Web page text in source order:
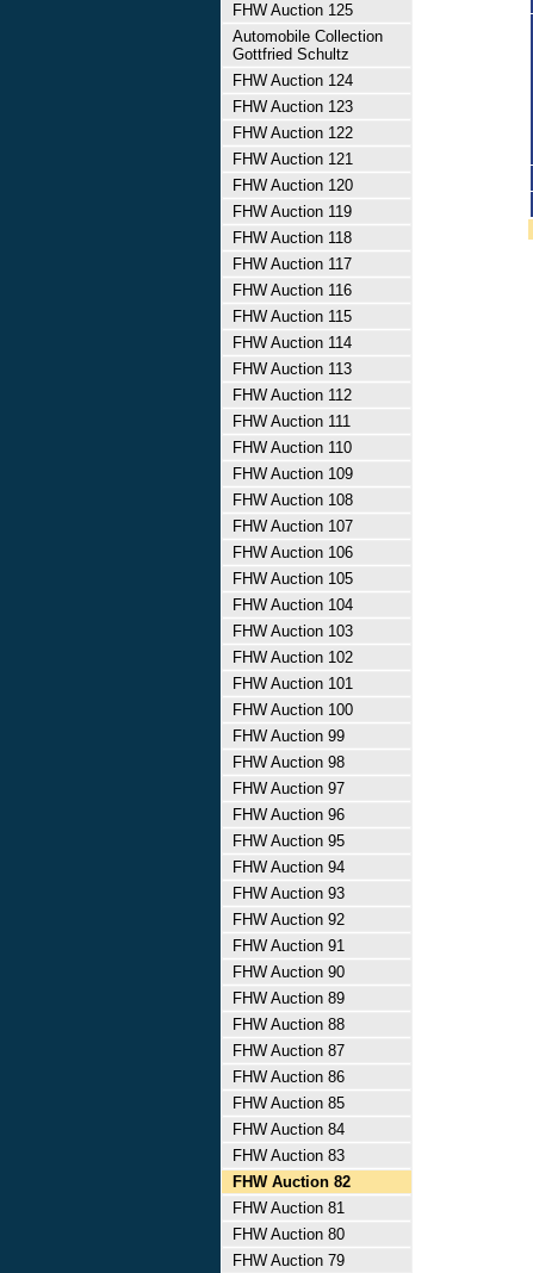
FHW Auction 125
Automobile Collection
Gottfried Schultz
FHW Auction 124
FHW Auction 123
FHW Auction 122
FHW Auction 121
FHW Auction 120
FHW Auction 119
FHW Auction 118
FHW Auction 117
FHW Auction 116
FHW Auction 115
FHW Auction 114
FHW Auction 113
FHW Auction 112
FHW Auction 111
FHW Auction 110
FHW Auction 109
FHW Auction 108
FHW Auction 107
FHW Auction 106
FHW Auction 105
FHW Auction 104
FHW Auction 103
FHW Auction 102
FHW Auction 101
FHW Auction 100
FHW Auction 99
FHW Auction 98
FHW Auction 97
FHW Auction 96
FHW Auction 95
FHW Auction 94
FHW Auction 93
FHW Auction 92
FHW Auction 91
FHW Auction 90
FHW Auction 89
FHW Auction 88
FHW Auction 87
FHW Auction 86
FHW Auction 85
FHW Auction 84
FHW Auction 83
FHW Auction 82
FHW Auction 81
FHW Auction 80
FHW Auction 79